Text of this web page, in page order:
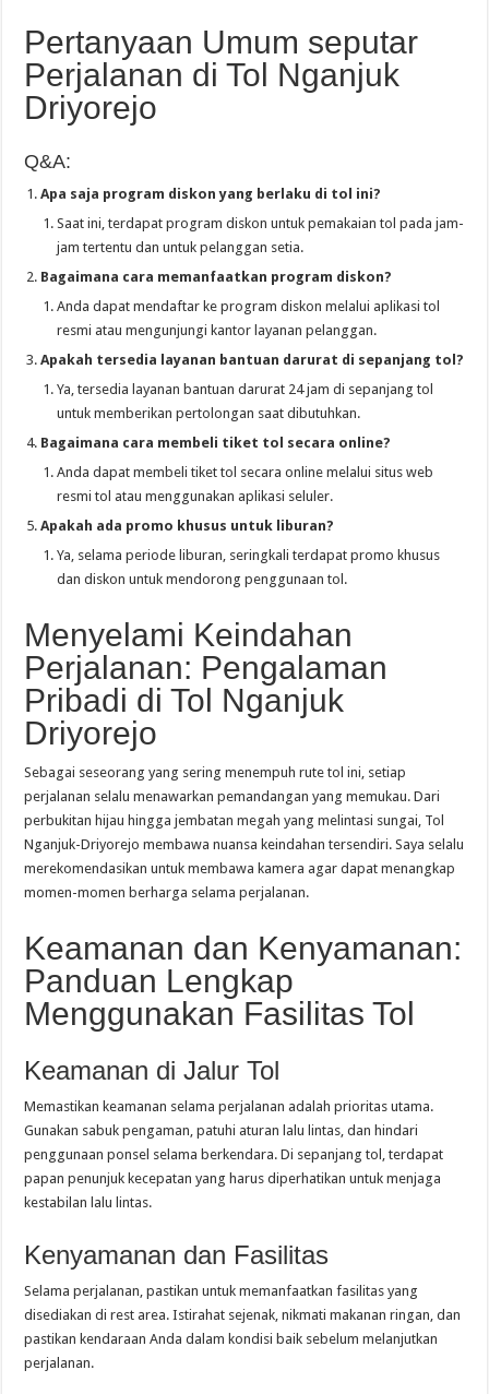
Pertanyaan Umum seputar
Perjalanan di Tol Nganjuk
Driyorejo
Q&A:
Apa saja program diskon yang berlaku di tol ini?
Saat ini, terdapat program diskon untuk pemakaian tol pada jam-
jam tertentu dan untuk pelanggan setia.
Bagaimana cara memanfaatkan program diskon?
Anda dapat mendaftar ke program diskon melalui aplikasi tol
resmi atau mengunjungi kantor layanan pelanggan.
Apakah tersedia layanan bantuan darurat di sepanjang tol?
Ya, tersedia layanan bantuan darurat 24 jam di sepanjang tol
untuk memberikan pertolongan saat dibutuhkan.
Bagaimana cara membeli tiket tol secara online?
Anda dapat membeli tiket tol secara online melalui situs web
resmi tol atau menggunakan aplikasi seluler.
Apakah ada promo khusus untuk liburan?
Ya, selama periode liburan, seringkali terdapat promo khusus
dan diskon untuk mendorong penggunaan tol.
Menyelami Keindahan
Perjalanan: Pengalaman
Pribadi di Tol Nganjuk
Driyorejo
Sebagai seseorang yang sering menempuh rute tol ini, setiap
perjalanan selalu menawarkan pemandangan yang memukau. Dari
perbukitan hijau hingga jembatan megah yang melintasi sungai, Tol
Nganjuk-Driyorejo membawa nuansa keindahan tersendiri. Saya selalu
merekomendasikan untuk membawa kamera agar dapat menangkap
momen-momen berharga selama perjalanan.
Keamanan dan Kenyamanan:
Panduan Lengkap
Menggunakan Fasilitas Tol
Keamanan di Jalur Tol
Memastikan keamanan selama perjalanan adalah prioritas utama.
Gunakan sabuk pengaman, patuhi aturan lalu lintas, dan hindari
penggunaan ponsel selama berkendara. Di sepanjang tol, terdapat
papan penunjuk kecepatan yang harus diperhatikan untuk menjaga
kestabilan lalu lintas.
Kenyamanan dan Fasilitas
Selama perjalanan, pastikan untuk memanfaatkan fasilitas yang
disediakan di rest area. Istirahat sejenak, nikmati makanan ringan, dan
pastikan kendaraan Anda dalam kondisi baik sebelum melanjutkan
perjalanan.